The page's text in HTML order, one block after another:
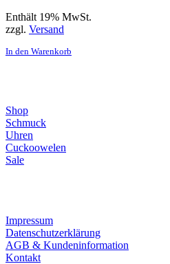
Enthält 19% MwSt.
zzgl. Versand
In den Warenkorb
Shop
Schmuck
Uhren
Cuckoowelen
Sale
Impressum
Datenschutzerklärung
AGB & Kundeninformation
Kontakt